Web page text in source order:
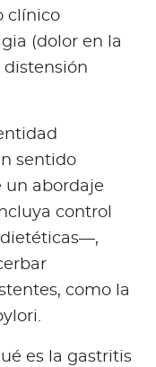
clínico
(dolor en la
distensión
sentido
un abordaje
control
como la
es la gastritis